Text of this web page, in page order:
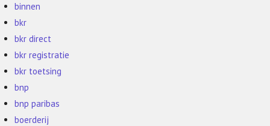
binnen
bkr
bkr direct
bkr registratie
bkr toetsing
bnp
bnp paribas
boerderij